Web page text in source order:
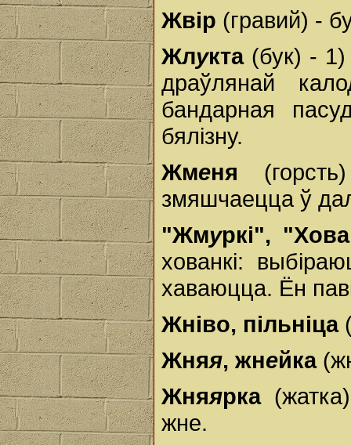
Жвір (гравий) -
Жлукта(бук) - 1)
драўлянай
бандарная
бялізну.
Жменя
змяшчаецца ў
"Жмуркі",
хованкі:
хаваюцца. Ён
Жніво, пільніца
Жняя, жнейка
Жняярка
жне.